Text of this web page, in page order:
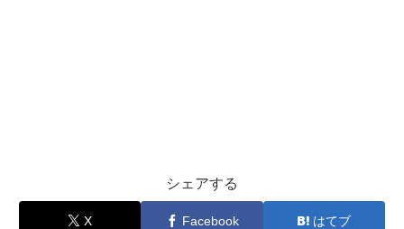
シェアする
X Facebook はてブ